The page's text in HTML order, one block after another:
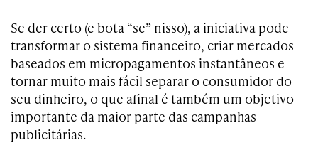
Se der certo (e bota “se” nisso), a iniciativa pode
transformar o sistema financeiro, criar mercados
baseados em micropagamentos instantâneos e
tornar muito mais fácil separar o consumidor do
seu dinheiro, o que afinal é também um objetivo
importante da maior parte das campanhas
publicitárias.